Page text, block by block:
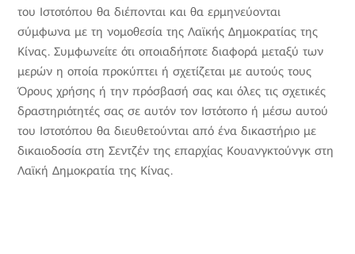
του Ιστοτόπου θα διέπονται και θα ερμηνεύονται
σύμφωνα με τη νομοθεσία της Λαϊκής Δημοκρατίας της
Κίνας. Συμφωνείτε ότι οποιαδήποτε διαφορά μεταξύ των
μερών η οποία προκύπτει ή σχετίζεται με αυτούς τους
Όρους χρήσης ή την πρόσβασή σας και όλες τις σχετικές
δραστηριότητές σας σε αυτόν τον Ιστότοπο ή μέσω αυτού
του Ιστοτόπου θα διευθετούνται από ένα δικαστήριο με
δικαιοδοσία στη Σεντζέν της επαρχίας Κουανγκτούνγκ στη
Λαϊκή Δημοκρατία της Κίνας.